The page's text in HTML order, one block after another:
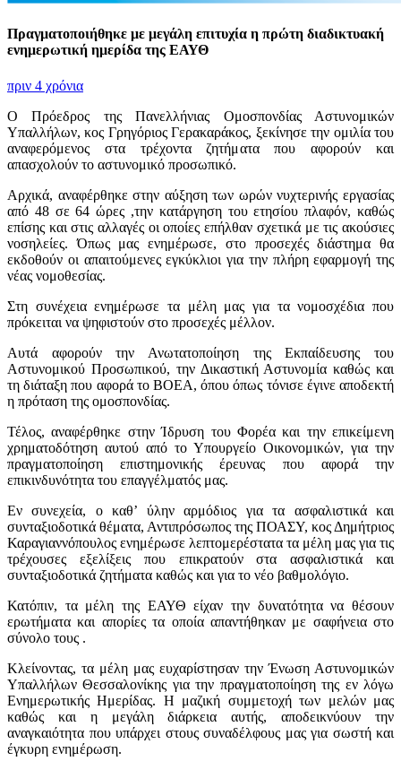
Πραγματοποιήθηκε με μεγάλη επιτυχία η πρώτη διαδικτυακή
ενημερωτική ημερίδα της ΕΑΥΘ
πριν 4 χρόνια
Ο Πρόεδρος της Πανελλήνιας Ομοσπονδίας Αστυνομικών
Υπαλλήλων, κος Γρηγόριος Γερακαράκος, ξεκίνησε την ομιλία του
αναφερόμενος στα τρέχοντα ζητήματα που αφορούν και
απασχολούν το αστυνομικό προσωπικό.
Αρχικά, αναφέρθηκε στην αύξηση των ωρών νυχτερινής εργασίας
από 48 σε 64 ώρες ,την κατάργηση του ετησίου πλαφόν, καθώς
επίσης και στις αλλαγές οι οποίες επήλθαν σχετικά με τις ακούσιες
νοσηλείες. Όπως μας ενημέρωσε, στο προσεχές διάστημα θα
εκδοθούν οι απαιτούμενες εγκύκλιοι για την πλήρη εφαρμογή της
νέας νομοθεσίας.
Στη συνέχεια ενημέρωσε τα μέλη μας για τα νομοσχέδια που
πρόκειται να ψηφιστούν στο προσεχές μέλλον.
Αυτά αφορούν την Ανωτατοποίηση της Εκπαίδευσης του
Αστυνομικού Προσωπικού, την Δικαστική Αστυνομία καθώς και
τη διάταξη που αφορά το ΒΟΕΑ, όπου όπως τόνισε έγινε αποδεκτή
η πρόταση της ομοσπονδίας.
Τέλος, αναφέρθηκε στην Ίδρυση του Φορέα και την επικείμενη
χρηματοδότηση αυτού από το Υπουργείο Οικονομικών, για την
πραγματοποίηση επιστημονικής έρευνας που αφορά την
επικινδυνότητα του επαγγέλματός μας.
Εν συνεχεία, ο καθ’ ύλην αρμόδιος για τα ασφαλιστικά και
συνταξιοδοτικά θέματα, Αντιπρόσωπος της ΠΟΑΣΥ, κος Δημήτριος
Καραγιαννόπουλος ενημέρωσε λεπτομερέστατα τα μέλη μας για τις
τρέχουσες εξελίξεις που επικρατούν στα ασφαλιστικά και
συνταξιοδοτικά ζητήματα καθώς και για το νέο βαθμολόγιο.
Κατόπιν, τα μέλη της ΕΑΥΘ είχαν την δυνατότητα να θέσουν
ερωτήματα και απορίες τα οποία απαντήθηκαν με σαφήνεια στο
σύνολο τους .
Κλείνοντας, τα μέλη μας ευχαρίστησαν την Ένωση Αστυνομικών
Υπαλλήλων Θεσσαλονίκης για την πραγματοποίηση της εν λόγω
Ενημερωτικής Ημερίδας. Η μαζική συμμετοχή των μελών μας
καθώς και η μεγάλη διάρκεια αυτής, αποδεικνύουν την
αναγκαιότητα που υπάρχει στους συναδέλφους μας για σωστή και
έγκυρη ενημέρωση.